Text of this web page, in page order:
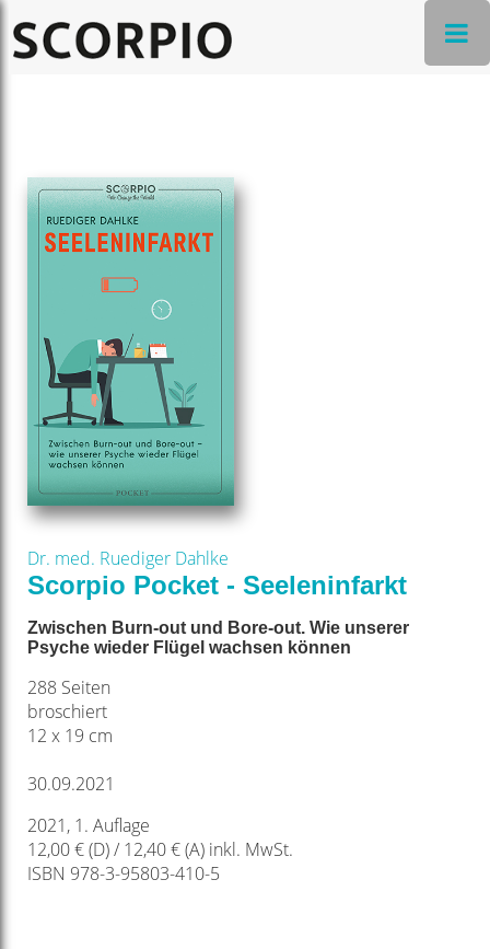
Dr. med. Ruediger Dahlke
Scorpio Pocket - Seeleninfarkt
Zwischen Burn-out und Bore-out. Wie unserer
Psyche wieder Flügel wachsen können
288 Seiten
broschiert
12 x 19 cm
30.09.2021
2021, 1. Auflage
12,00 € (D) / 12,40 € (A) inkl. MwSt.
ISBN 978-3-95803-410-5